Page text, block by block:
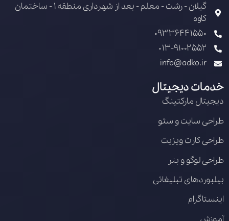
گیلان - رشت - معلم - بعد از شهرداری منطقه 1 - ساختمان
کاوه
09336441550
013-91002552
info@adko.ir
خدمات دیجیتال
دیجیتال مارکتینگ
طراحی سایت و سئو
طراحی کارت ویزیت
طراحی لوگو و بنر
بیلبوردهای تبلیغاتی
اینستاگرام